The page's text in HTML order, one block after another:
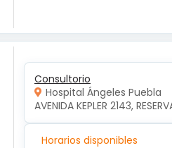
Consultorio
Hospital Ángeles Puebla
AVENIDA KEPLER 2143,
Horarios disponibles